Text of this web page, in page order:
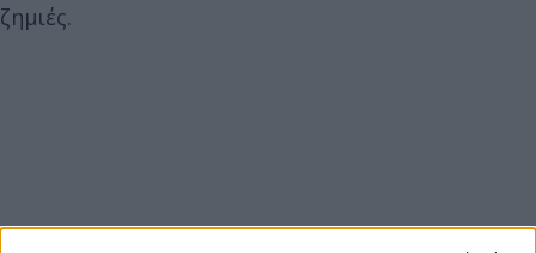
ζημιές.